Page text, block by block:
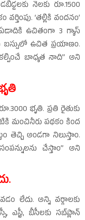
నెలకు రూ.1500
‘తల్లికి వందనం’
ఏడాదికి ఉచితంగా 3 గ్యాస్‌
బస్సులో ఉచిత ప్రయాణం.
బాధ్యత నాది’’ అని
భృతి. ప్రతి రైతుకు
మంచినీరు పథకం కింద
తెచ్చి అండగా నిలుస్తాం.
చేస్తాం’’ అని
లేదు. అన్ని వర్గాలకు
ఎస్టీ, బీసీలకు సబ్‌ప్లాన్‌